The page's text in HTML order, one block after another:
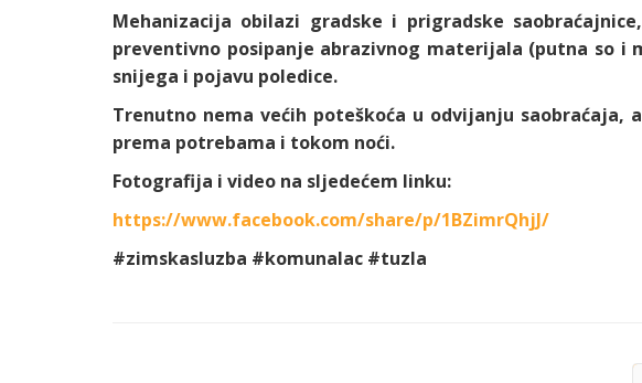
Mehanizacija obilazi gradske i prigradske
preventivno posipanje abrazivnog materijala (putna so
snijega i pojavu poledice.
Trenutno nema većih poteškoća u odvijanju
prema potrebama i tokom noći.
Fotografija i video na sljedećem linku:
https://www.facebook.com/share/p/1BZimrQhjJ/
#zimskasluzba #komunalac #tuzla